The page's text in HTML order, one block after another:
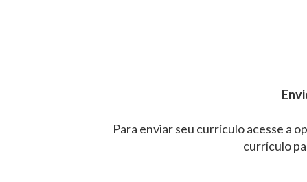
Para enviar seu currículo acesse a
currículo